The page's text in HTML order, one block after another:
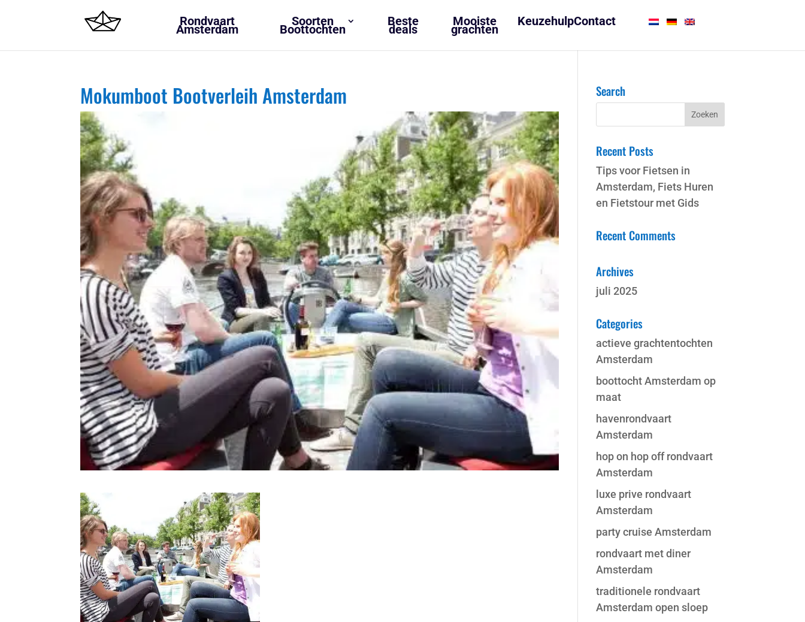
Mokumboot Bootverleih Amsterdam Search
Recent Posts
Tips voor Fietsen in
Amsterdam, Fiets Huren
en Fietstour met Gids
Recent Comments
Archives
juli 2025
Categories
actieve grachtentochten
Amsterdam
boottocht Amsterdam op
maat
havenrondvaart
Amsterdam
hop on hop off rondvaart
Amsterdam
luxe prive rondvaart
Amsterdam
party cruise Amsterdam
rondvaart met diner
Amsterdam
traditionele rondvaart
Amsterdam open sloep
Rondvaart
Amsterdam
Soorten
Boottochten
Beste
deals
Mooiste
grachten
KeuzehulpContact